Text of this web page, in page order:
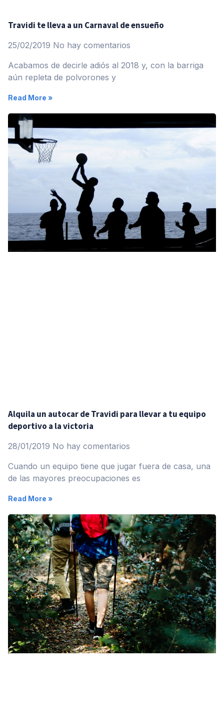
Travidi te lleva a un Carnaval de ensueño
25/02/2019 No hay comentarios
Acabamos de decirle adiós al 2018 y, con la barriga
aún repleta de polvorones y
Read More »
Alquila un autocar de Travidi para llevar a tu equipo
deportivo a la victoria
28/01/2019 No hay comentarios
Cuando un equipo tiene que jugar fuera de casa, una
de las mayores preocupaciones es
Read More »